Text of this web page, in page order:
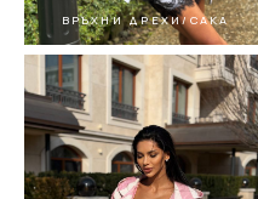
ВРЪХНИ ДРЕХИ/САКА